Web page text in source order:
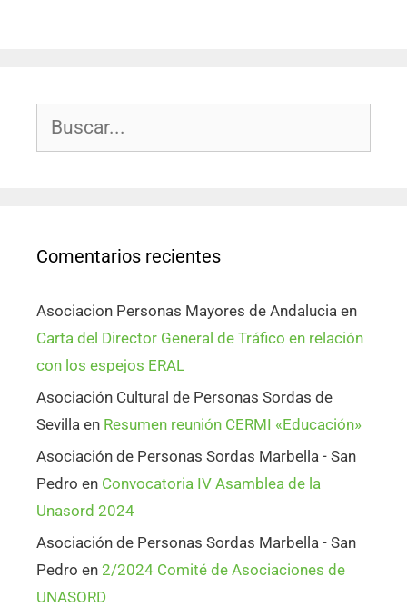
Comentarios recientes
Asociacion Personas Mayores de Andalucia en
Carta del Director General de Tráfico en relación
con los espejos ERAL
Asociación Cultural de Personas Sordas de
Sevilla en Resumen reunión CERMI «Educación»
Asociación de Personas Sordas Marbella - San
Pedro en Convocatoria IV Asamblea de la
Unasord 2024
Asociación de Personas Sordas Marbella - San
Pedro en 2/2024 Comité de Asociaciones de
UNASORD